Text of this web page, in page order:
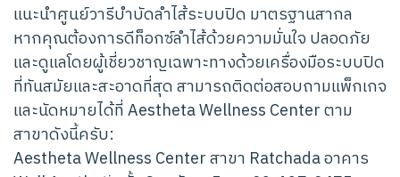
แนะนำศูนย์วารีบำบัดลำไส้ระบบปิด มาตรฐานสากล
หากคุณต้องการดีท็อกซ์ลำไส้ด้วยความมั่นใจ ปลอดภัย
และดูแลโดยผู้เชี่ยวชาญเฉพาะทางด้วยเครื่องมือระบบปิด
ที่ทันสมัยและสะอาดที่สุด สามารถติดต่อสอบถามแพ็กเกจ
และนัดหมายได้ที่ Aestheta Wellness Center ตาม
สาขาดังนี้ครับ:
Aestheta Wellness Center สาขา Ratchada อาคาร